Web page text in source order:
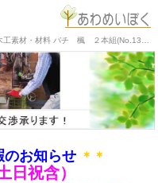
お知らせ ＊＊
日祝含）